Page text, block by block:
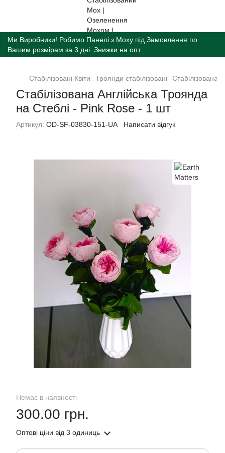
Ми Виробники! Робимо Панелі з Моху під Замовлення по
Вашим розмірам за 3 дні. Знижки на опт
Стабілізованi Квiти Троянди стабілізовані Стабілізована
Стабілізована Англійська Троянда
на Стеблі - Pink Rose - 1 шт
Артикул: OD-SF-03830-151-UA Написати відгук
Немає в наявності
300.00 грн.
Оптові ціни від 3 одиниць